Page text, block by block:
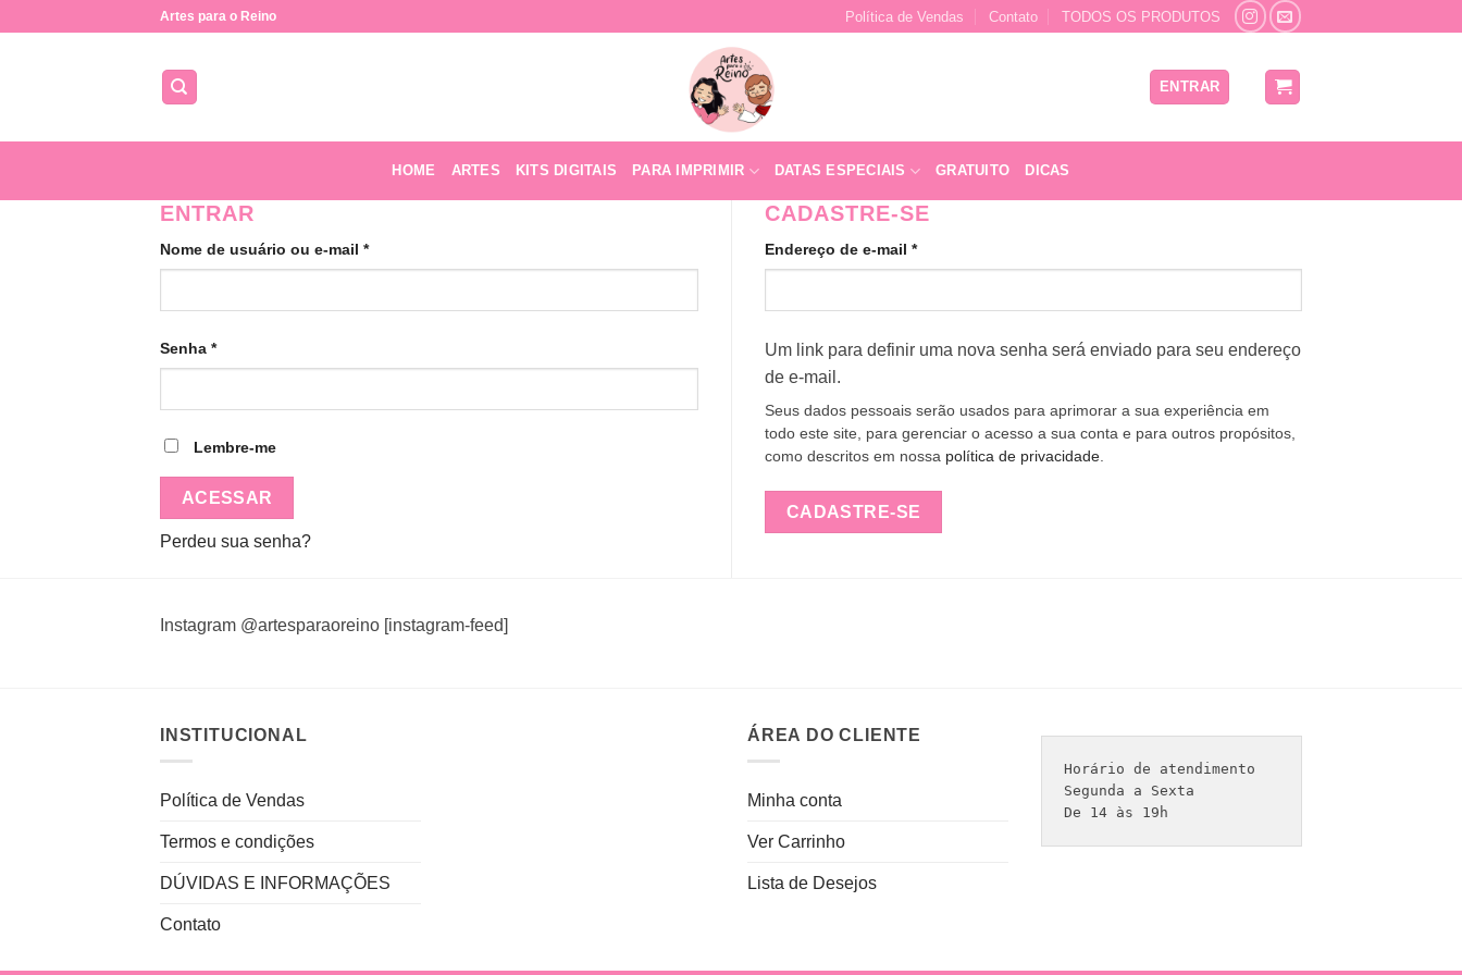
Artes para o Reino Política de Vendas Contato TODOS OS PRODUTOS
ENTRAR
HOME ARTES KITS DIGITAIS PARA IMPRIMIR DATAS ESPECIAIS GRATUITO DICAS
ENTRAR
Nome de usuário ou e-mail *Obrigatório
Senha *Obrigatório
Lembre-me
ACESSAR
Perdeu sua senha?
CADASTRE-SE
Endereço de e-mail *Obrigatório
Um link para definir uma nova senha será enviado para seu endereço
de e-mail.
Seus dados pessoais serão usados para aprimorar a sua experiência em
todo este site, para gerenciar o acesso a sua conta e para outros propósitos,
como descritos em nossa política de privacidade.
CADASTRE-SE
Instagram @artesparaoreino [instagram-feed]
INSTITUCIONAL
Política de Vendas
Termos e condições
DÚVIDAS E INFORMAÇÕES
Contato
ÁREA DO CLIENTE
Minha conta
Ver Carrinho
Lista de Desejos
Horário de atendimento
Segunda a Sexta
De 14 às 19h